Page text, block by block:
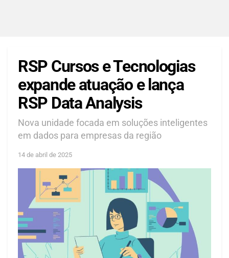
RSP Cursos e Tecnologias
expande atuação e lança
RSP Data Analysis
Nova unidade focada em soluções inteligentes
em dados para empresas da região
14 de abril de 2025